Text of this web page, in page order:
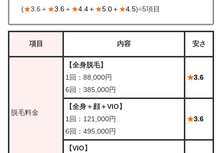
(★3.6＋ ★3.6＋ ★4.4＋ ★5.0＋ ★4.5)÷5項目
項目 内容 安さ
脱毛料金
【全身脱毛】
1回：88,000円
6回：385,000円
★3.6
【全身＋顔＋VIO】
1回：121,000円
6回：495,000円
★3.6
【VIO】